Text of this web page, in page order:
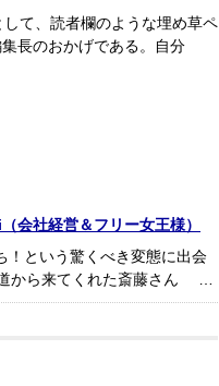
て、読者欄のような埋め草ペ
長のおかげである。自分
社経営＆フリー女王様）
という驚くべき変態に出会
から来てくれた斎藤さん …